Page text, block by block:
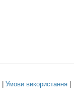
Умови використання